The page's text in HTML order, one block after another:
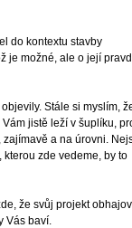
do kontextu stavby
je možné, ale o její
Stále si myslím,
jistě leží v šuplíku,
a na úrovni.
zde vedeme, by to
že svůj projekt
Vás baví.